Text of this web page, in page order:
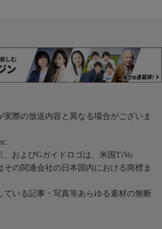
実際の放送内容と異なる場合がございま
、およびGガイドロゴは、米国TiVo
その関連会社の日本国内における商標ま
ている記事・写真等あらゆる素材の無断